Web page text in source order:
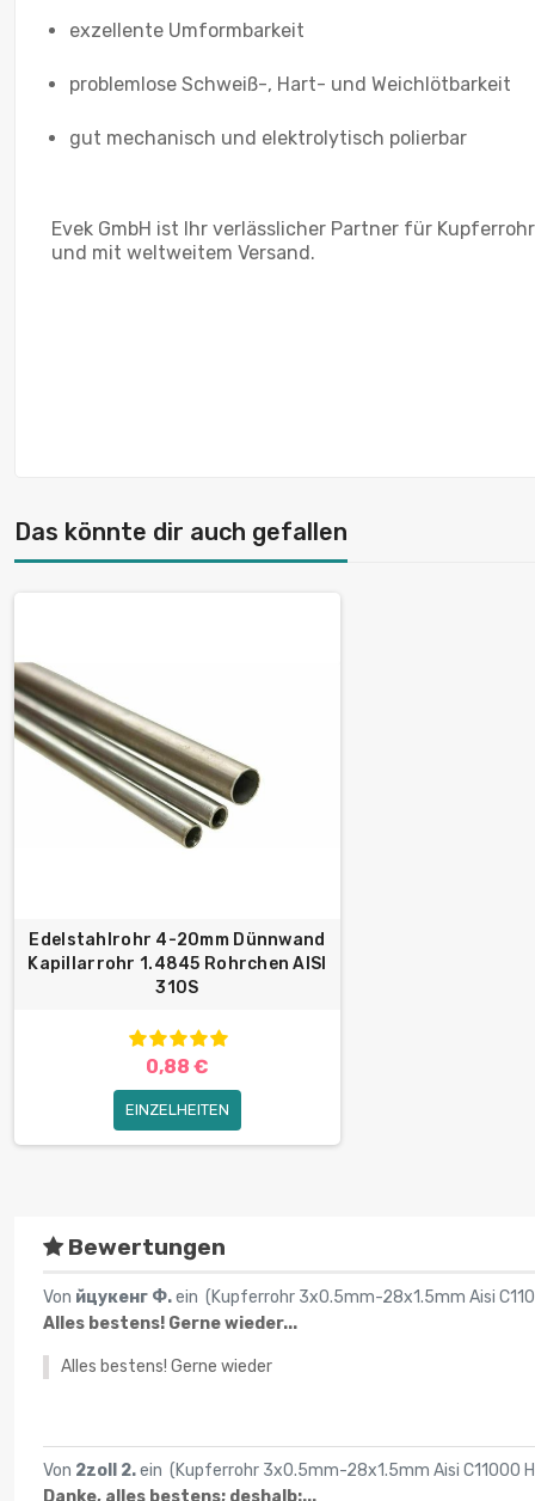
exzellente Umformbarkeit
problemlose Schweiß-, Hart- und Weichlötbarkeit
gut mechanisch und elektrolytisch polierbar
Evek GmbH ist Ihr verlässlicher Partner für
und mit weltweitem Versand.
Das könnte dir auch gefallen
Edelstahlrohr 4-20mm Dünnwand
Kapillarrohr 1.4845 Rohrchen AISI
310S
0,88 €
EINZELHEITEN
Bewertungen
Von йцукенг Ф.ein (Kupferrohr 3x0.5mm-28x1.5mm Aisi
Alles bestens! Gerne wieder...
Alles bestens! Gerne wieder
Von 2zoll 2.ein (Kupferrohr 3x0.5mm-28x1.5mm Aisi C11000